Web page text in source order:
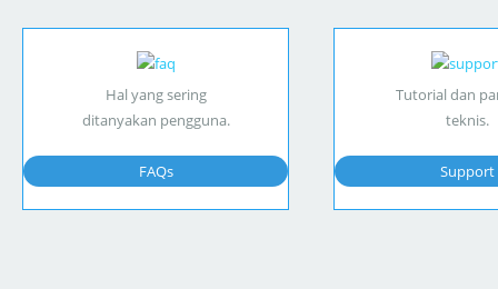
Hal yang sering
ditanyakan pengguna.
FAQs
Tutorial dan
teknis.
Support